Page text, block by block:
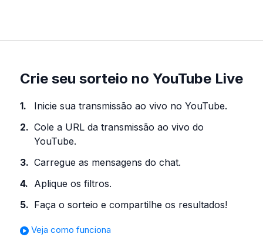
Crie seu sorteio no YouTube Live
Inicie sua transmissão ao vivo no YouTube.
Cole a URL da transmissão ao vivo do
YouTube.
Carregue as mensagens do chat.
Aplique os filtros.
Faça o sorteio e compartilhe os resultados!
Veja como funciona